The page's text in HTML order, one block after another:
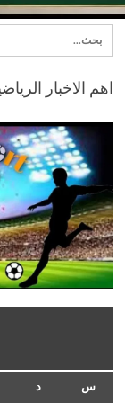
اهم الاخبار
س د